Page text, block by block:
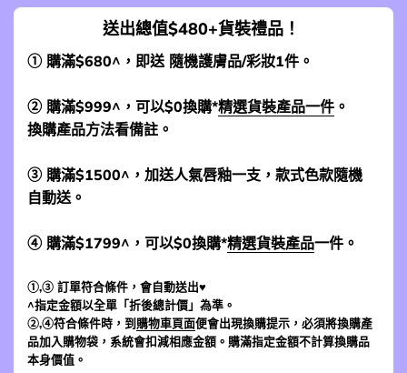
送出總值$480+貨裝禮品！
① 購滿$680^，即送 隨機護膚品/彩妝1件。
② 購滿$999^，可以$0換購*精選貨裝產品一件 。
換購產品方法看備註。
③ 購滿$1500^，加送人氣唇釉一支，款式色款隨機
自動送。
④ 購滿$1799^，可以$0換購*精選貨裝產品一件。
①,③ 訂單符合條件，會自動送出♥
^指定金額以全單「折後總計價」為準。
②,④符合條件時，到 購物車頁面便會出現換購提示，必須將換購產
品加入購物袋，系統會扣減相應金額。購滿指定金額不計算換購品
本身價值。